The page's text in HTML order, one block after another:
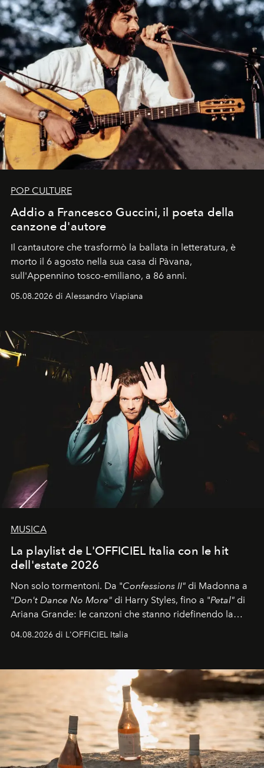
POP CULTURE
Addio a Francesco Guccini, il poeta della
canzone d'autore
Il cantautore che trasformò la ballata in letteratura, è
morto il 6 agosto nella sua casa di Pàvana,
sull'Appennino tosco-emiliano, a 86 anni.
05.08.2026 di Alessandro Viapiana
MUSICA
La playlist de L'OFFICIEL Italia con le hit
dell'estate 2026
Non solo tormentoni. Da "Confessions II" di Madonna a
"Don't Dance No More" di Harry Styles, fino a "Petal" di
Ariana Grande: le canzoni che stanno ridefinendo la
04.08.2026 di L'OFFICIEL Italia